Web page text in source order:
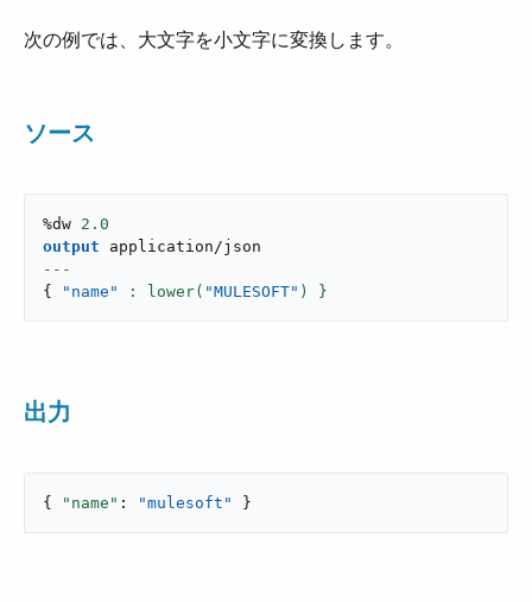
次の例では、大文字を小文字に変換します。
ソース
%dw 2.0
output
application/json
---
{
"name" : lower( "MULESOFT" ) }
出力
{ "name" : "mulesoft" }